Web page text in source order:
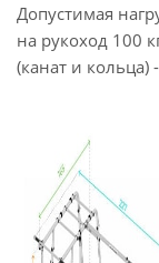
Допустимая
на рукоход 100
(канат и кольца)